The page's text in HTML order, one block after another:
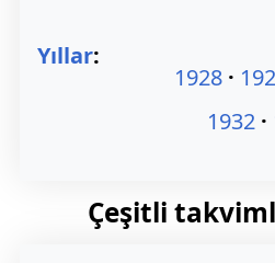
Yıllar:
1928
1932
Çeşitli